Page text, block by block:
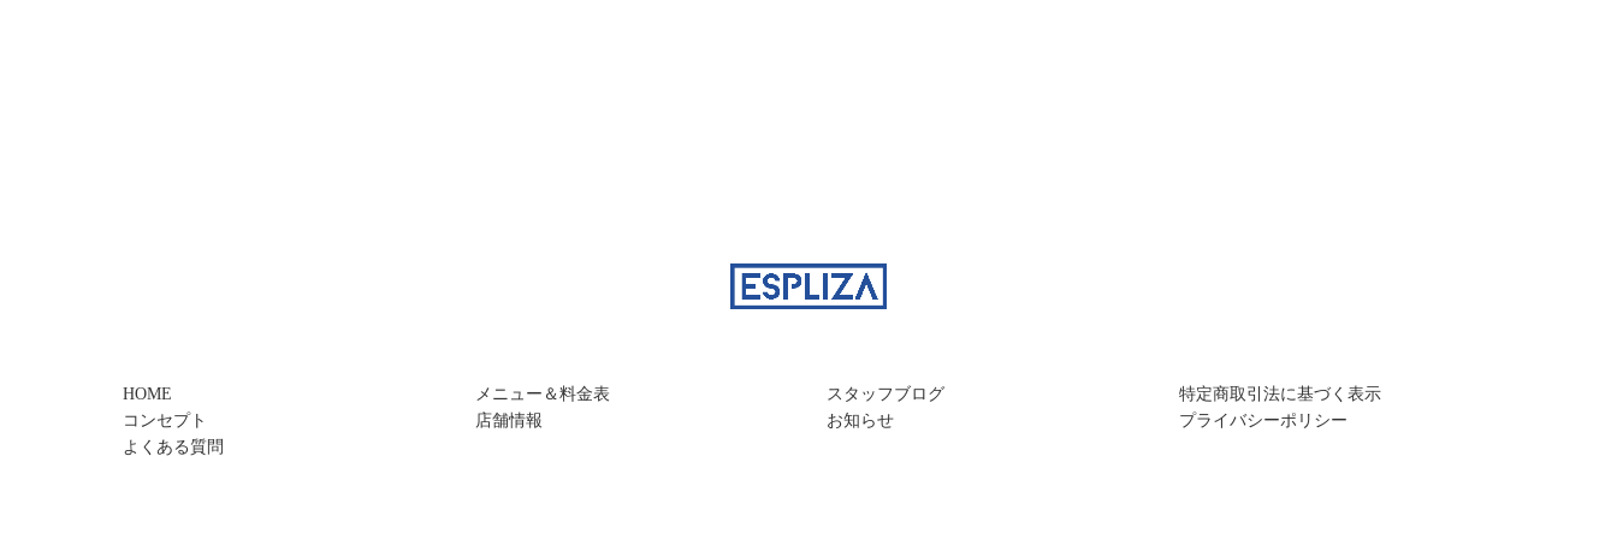
HOME
コンセプト
よくある質問
メニュー＆料金表
店舗情報
スタッフブログ
お知らせ
特定商取引法に基づく表示
プライバシーポリシー